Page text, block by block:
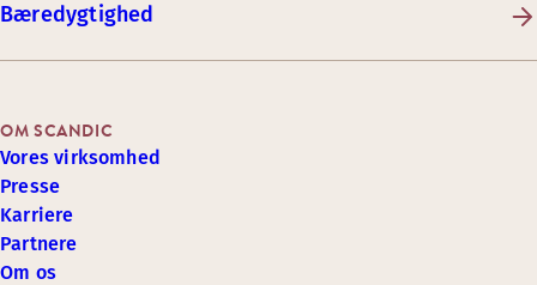
Bæredygtighed
OM SCANDIC
Vores virksomhed
Presse
Karriere
Partnere
Om os